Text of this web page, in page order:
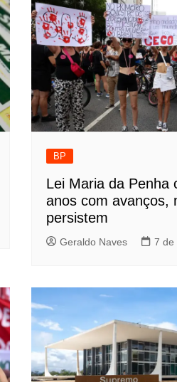
BP
Lei Maria da Penha
anos com avanços,
persistem
Geraldo Naves 7 de